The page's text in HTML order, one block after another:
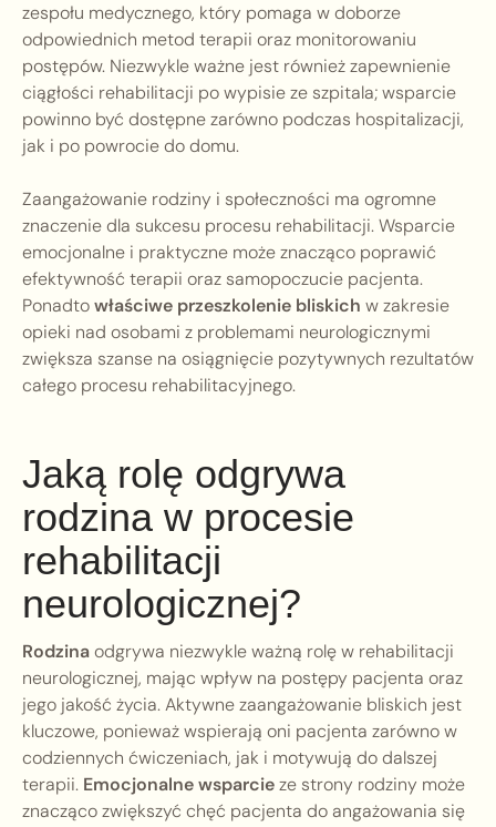
zespołu medycznego, który pomaga w doborze
odpowiednich metod terapii oraz monitorowaniu
postępów. Niezwykle ważne jest również zapewnienie
ciągłości rehabilitacji po wypisie ze szpitala; wsparcie
powinno być dostępne zarówno podczas hospitalizacji,
jak i po powrocie do domu.
Zaangażowanie rodziny i społeczności ma ogromne
znaczenie dla sukcesu procesu rehabilitacji. Wsparcie
emocjonalne i praktyczne może znacząco poprawić
efektywność terapii oraz samopoczucie pacjenta.
Ponadtowłaściwe przeszkolenie bliskich w zakresie
opieki nad osobami z problemami neurologicznymi
zwiększa szanse na osiągnięcie pozytywnych rezultatów
całego procesu rehabilitacyjnego.
Jaką rolę odgrywa
rodzina w procesie
rehabilitacji
neurologicznej?
Rodzinaodgrywa niezwykle ważną rolę w rehabilitacji
neurologicznej, mając wpływ na postępy pacjenta oraz
jego jakość życia. Aktywne zaangażowanie bliskich jest
kluczowe, ponieważ wspierają oni pacjenta zarówno w
codziennych ćwiczeniach, jak i motywują do dalszej
terapii. Emocjonalne wsparcieze strony rodziny może
znacząco zwiększyć chęć pacjenta do angażowania się